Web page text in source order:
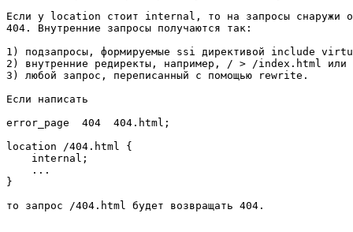
Если у location стоит internal, то на запросы снаружи
404. Внутренние запросы получаются так:
1) подзапросы, формируемые ssi директивой include
2) внутренние редиректы, например, / > /index.html
3) любой запрос, переписанный с помощью rewrite.
Если написать
error_page  404  404.html;
location /404.html {
    internal;
    ...
}
то запрос /404.html будет возвращать 404.